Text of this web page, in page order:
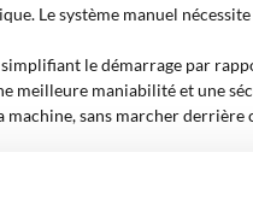
Le système manuel
le démarrage par
meilleure maniabilité et une
sans marcher
ou le déplacement de
de faible luminosité,
kg, couvrant des besoins